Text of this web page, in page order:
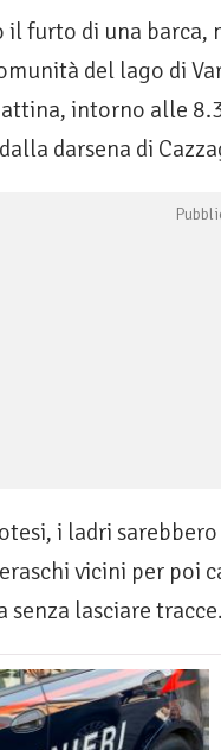
furto di una barca,
del lago di
intorno alle
darsena di
i ladri
vicini per poi
lasciare tracce.